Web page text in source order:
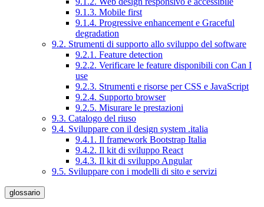
9.1.3. Mobile first
9.1.4. Progressive enhancement e Graceful
degradation
9.2. Strumenti di supporto allo sviluppo del software
9.2.1. Feature detection
9.2.2. Verificare le feature disponibili con Can I
use
9.2.3. Strumenti e risorse per CSS e JavaScript
9.2.4. Supporto browser
9.2.5. Misurare le prestazioni
9.3. Catalogo del riuso
9.4. Sviluppare con il design system .italia
9.4.1. Il framework Bootstrap Italia
9.4.2. Il kit di sviluppo React
9.4.3. Il kit di sviluppo Angular
9.5. Sviluppare con i modelli di sito e servizi
glossario